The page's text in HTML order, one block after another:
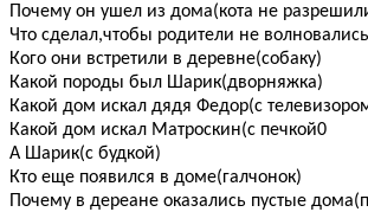
Почему он ушел из дома(кота не
Что сделал,чтобы родители не
Кого они встретили в деревне(собаку)
Какой породы был Шарик(дворняжка)
Какой дом искал дядя Федор(с
Какой дом искал Матроскин(с печкой0
А Шарик(с будкой)
Кто еще появился в доме(галчонок)
Почему в дереане оказались пустые